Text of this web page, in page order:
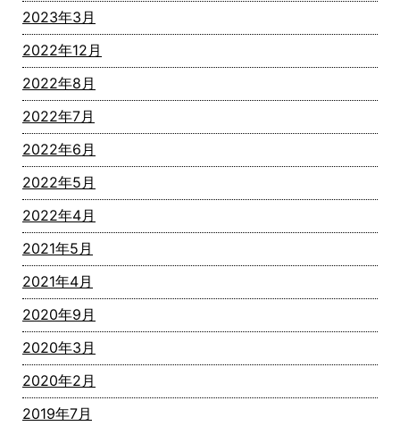
2023年3月
2022年12月
2022年8月
2022年7月
2022年6月
2022年5月
2022年4月
2021年5月
2021年4月
2020年9月
2020年3月
2020年2月
2019年7月